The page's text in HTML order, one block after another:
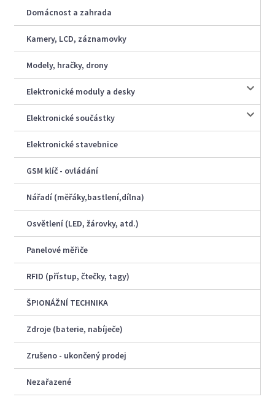
Domácnost a zahrada
Kamery, LCD, záznamovky
Modely, hračky, drony
Elektronické moduly a desky
Elektronické součástky
Elektronické stavebnice
GSM klíč - ovládání
Nářadí (měřáky,bastlení,dílna)
Osvětlení (LED, žárovky, atd.)
Panelové měřiče
RFID (přístup, čtečky, tagy)
ŠPIONÁŽNÍ TECHNIKA
Zdroje (baterie, nabíječe)
Zrušeno - ukončený prodej
Nezařazené